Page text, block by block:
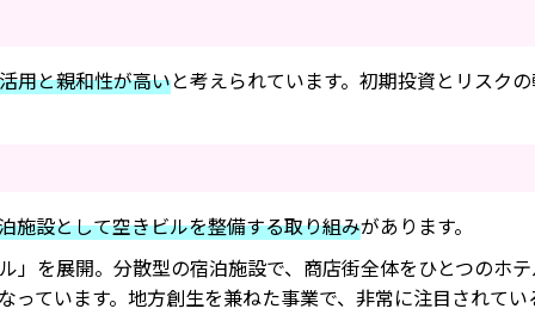
用と親和性が高いと考えられています。初期投資とリスク
施設として空きビルを整備する取り組みがあります。
を展開。分散型の宿泊施設で、商店街全体をひとつのホ
ています。地方創生を兼ねた事業で、非常に注目されてい